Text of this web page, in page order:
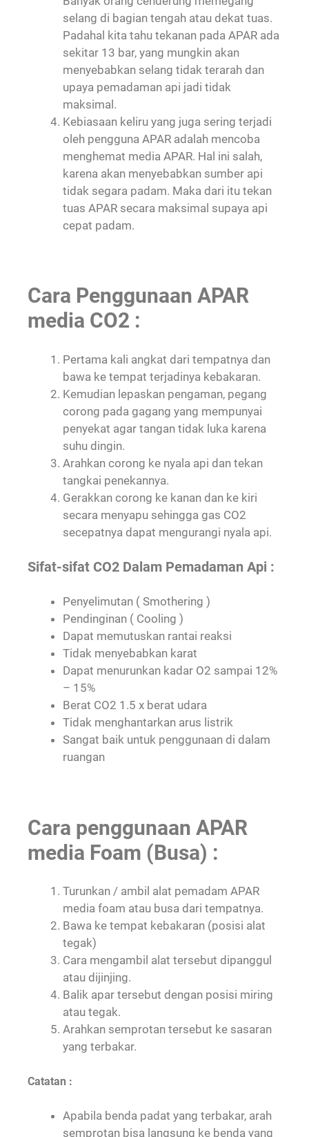
selang di bagian tengah atau dekat tuas.
Padahal kita tahu tekanan pada APAR ada
sekitar 13 bar, yang mungkin akan
menyebabkan selang tidak terarah dan
upaya pemadaman api jadi tidak
maksimal.
Kebiasaan keliru yang juga sering terjadi
oleh pengguna APAR adalah mencoba
menghemat media APAR. Hal ini salah,
karena akan menyebabkan sumber api
tidak segara padam. Maka dari itu tekan
tuas APAR secara maksimal supaya api
cepat padam.
Cara Penggunaan APAR
media CO2 :
Pertama kali angkat dari tempatnya dan
bawa ke tempat terjadinya kebakaran.
Kemudian lepaskan pengaman, pegang
corong pada gagang yang mempunyai
penyekat agar tangan tidak luka karena
suhu dingin.
Arahkan corong ke nyala api dan tekan
tangkai penekannya.
Gerakkan corong ke kanan dan ke kiri
secara menyapu sehingga gas CO2
secepatnya dapat mengurangi nyala api.
Sifat-sifat CO2 Dalam Pemadaman Api :
Penyelimutan ( Smothering )
Pendinginan ( Cooling )
Dapat memutuskan rantai reaksi
Tidak menyebabkan karat
Dapat menurunkan kadar O2 sampai 12%
– 15%
Berat CO2 1.5 x berat udara
Tidak menghantarkan arus listrik
Sangat baik untuk penggunaan di dalam
ruangan
Cara penggunaan APAR
media Foam (Busa) :
Turunkan / ambil alat pemadam APAR
media foam atau busa dari tempatnya.
Bawa ke tempat kebakaran (posisi alat
tegak)
Cara mengambil alat tersebut dipanggul
atau dijinjing.
Balik apar tersebut dengan posisi miring
atau tegak.
Arahkan semprotan tersebut ke sasaran
yang terbakar.
Catatan :
Apabila benda padat yang terbakar, arah
semprotan bisa langsung ke benda yang